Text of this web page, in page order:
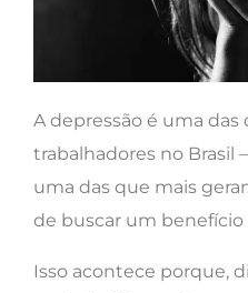
A depressão é uma das
trabalhadores no Brasil
uma das que mais
de buscar um benefício
Isso acontece porque,